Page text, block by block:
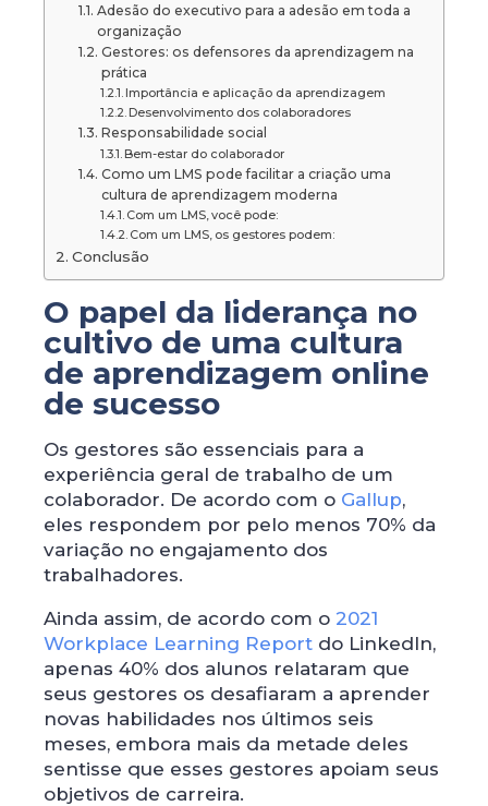
Adesão do executivo para a adesão em toda a
organização
Gestores: os defensores da aprendizagem na
prática
Importância e aplicação da aprendizagem
Desenvolvimento dos colaboradores
Responsabilidade social
Bem-estar do colaborador
Como um LMS pode facilitar a criação uma
cultura de aprendizagem moderna
Com um LMS, você pode:
Com um LMS, os gestores podem:
Conclusão
O papel da liderança no
cultivo de uma cultura
de aprendizagem online
de sucesso
Os gestores são essenciais para a
experiência geral de trabalho de um
colaborador. De acordo com o Gallup,
eles respondem por pelo menos 70% da
variação no engajamento dos
trabalhadores.
Ainda assim, de acordo com o 2021
Workplace Learning Report do LinkedIn,
apenas 40% dos alunos relataram que
seus gestores os desafiaram a aprender
novas habilidades nos últimos seis
meses, embora mais da metade deles
sentisse que esses gestores apoiam seus
objetivos de carreira.